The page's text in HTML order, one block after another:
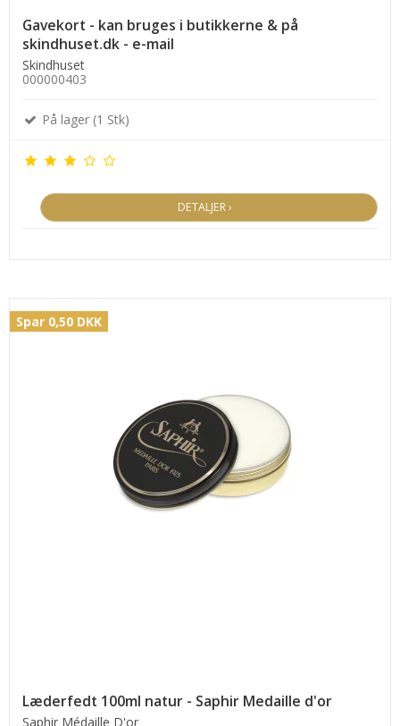
Gavekort - kan bruges i butikkerne & på
skindhuset.dk - e-mail
Skindhuset
000000403
På lager (1 Stk)
DETALJER ›
Spar 0,50 DKK
Læderfedt 100ml natur - Saphir Medaille d'or
Saphir Médaille D'or